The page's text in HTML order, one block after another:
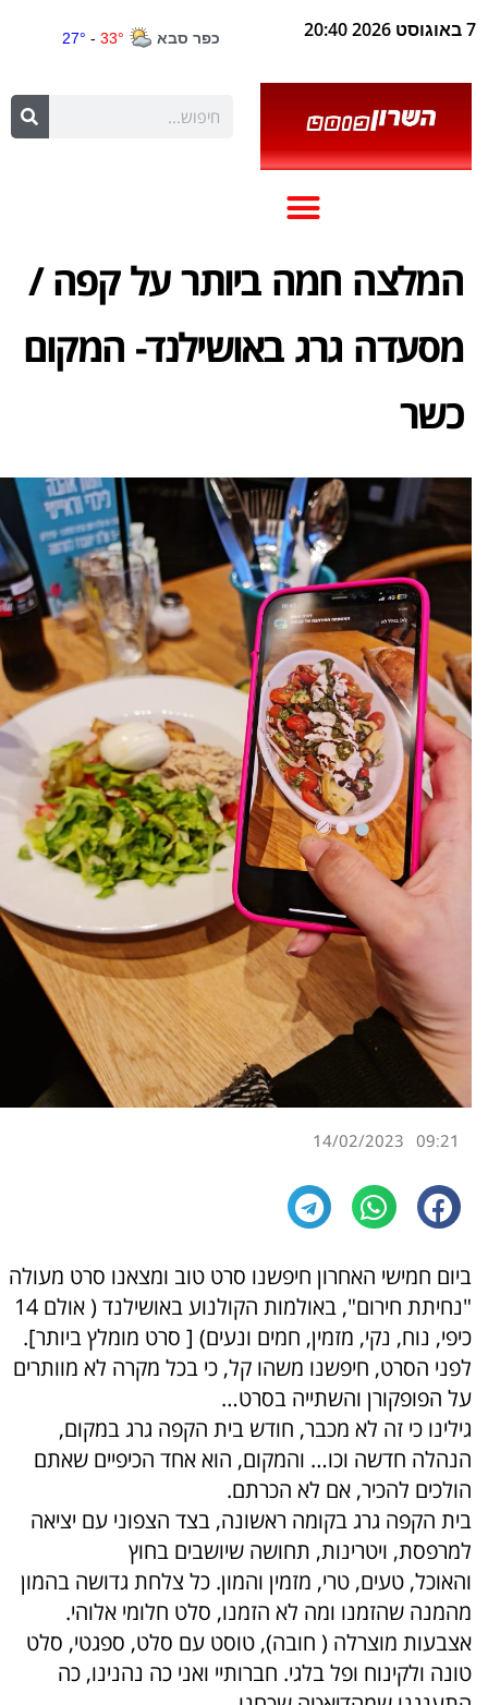
7 באוגוסט 2026 20:40
המלצה חמה ביותר על קפה /
מסעדה גרג באושילנד- המקום
כשר
09:21
14/02/2023
ביום חמישי האחרון חיפשנו סרט טוב ומצאנו סרט מעולה
"נחיתת חירום", באולמות הקולנוע באושילנד ( אולם 14
כיפי, נוח, נקי, מזמין, חמים ונעים) [ סרט מומלץ ביותר].
לפני הסרט, חיפשנו משהו קל, כי בכל מקרה לא מוותרים
על הפופקורן והשתייה בסרט…
גילינו כי זה לא מכבר, חודש בית הקפה גרג במקום,
הנהלה חדשה וכו… והמקום, הוא אחד הכיפיים שאתם
הולכים להכיר, אם לא הכרתם.
בית הקפה גרג בקומה ראשונה, בצד הצפוני עם יציאה
למרפסת, ויטרינות, תחושה שיושבים בחוץ
והאוכל, טעים, טרי, מזמין והמון. כל צלחת גדושה בהמון
מהמנה שהזמנו ומה לא הזמנו, סלט חלומי אלוהי.
אצבעות מוצרלה ( חובה), טוסט עם סלט, ספגטי, סלט
טונה ולקינוח ופל בלגי. חברותיי ואני כה נהנינו, כה